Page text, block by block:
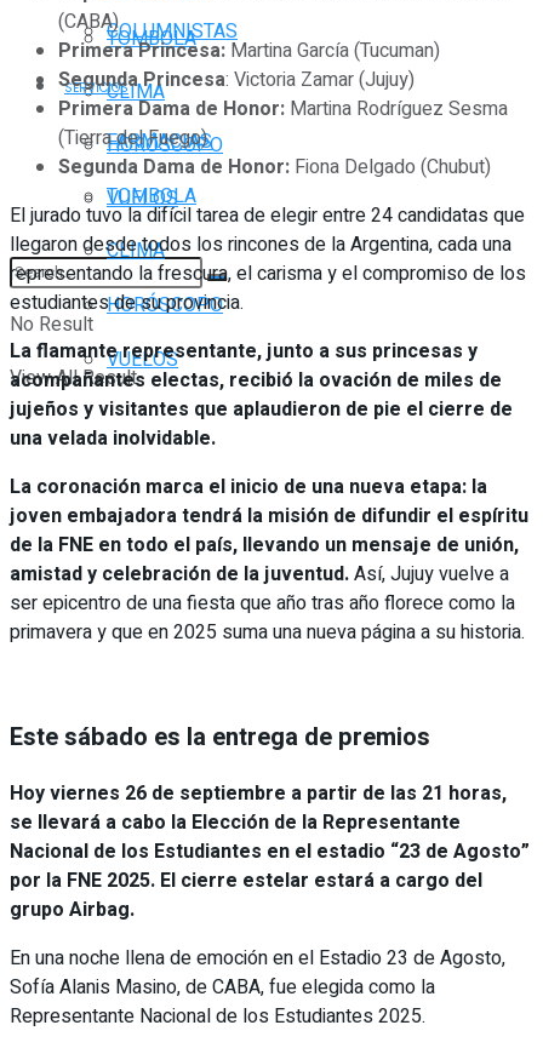
TOMBOLA
CLIMA
HORÓSCOPO
VUELOS
No Result
View All Result
COLUMNISTAS
SERVICIOS
FARMACIAS
TOMBOLA
CLIMA
HORÓSCOPO
VUELOS
(CABA)
Primera Princesa: Martina García (Tucuman)
Segunda Princesa: Victoria Zamar (Jujuy)
Primera Dama de Honor: Martina Rodríguez Sesma
(Tierra del Fuego)
Segunda Dama de Honor: Fiona Delgado (Chubut)
El jurado tuvo la difícil tarea de elegir entre 24 candidatas que
llegaron desde todos los rincones de la Argentina, cada una
representando la frescura, el carisma y el compromiso de los
estudiantes de su provincia.
La flamante representante, junto a sus princesas y
acompañantes electas, recibió la ovación de miles de
jujeños y visitantes que aplaudieron de pie el cierre de
una velada inolvidable.
La coronación marca el inicio de una nueva etapa: la
joven embajadora tendrá la misión de difundir el espíritu
de la FNE en todo el país, llevando un mensaje de unión,
amistad y celebración de la juventud.Así, Jujuy vuelve a
ser epicentro de una fiesta que año tras año florece como la
primavera y que en 2025 suma una nueva página a su historia.
Este sábado es la entrega de premios
Hoy viernes 26 de septiembre a partir de las 21 horas,
se llevará a cabo la Elección de la Representante
Nacional de los Estudiantes en el estadio “23 de Agosto”
por la FNE 2025. El cierre estelar estará a cargo del
grupo Airbag.
En una noche llena de emoción en el Estadio 23 de Agosto,
Sofía Alanis Masino, de CABA, fue elegida como la
Representante Nacional de los Estudiantes 2025.